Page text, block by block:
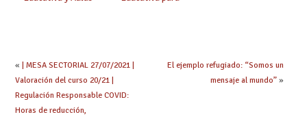
(Código 2512).
maestros/as
adjudicados/as
«
| MESA SECTORIAL 27/07/2021 |
Valoración del curso 20/21 |
Regulación Responsable COVID:
Horas de reducción,
El ejemplo refugiado: “Somos un
mensaje al mundo”»